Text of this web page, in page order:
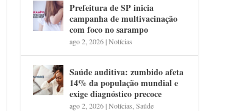
Prefeitura de SP inicia
campanha de multivacinação
com foco no sarampo
ago 2, 2026|Notícias
Saúde auditiva: zumbido afeta
14% da população mundial e
exige diagnóstico precoce
ago 2, 2026|Notícias ,Saúde